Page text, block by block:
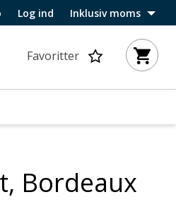
Log ind Inklusiv moms
Favoritter
Bordeaux